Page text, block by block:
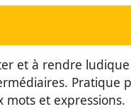
et à rendre
Pratique
mots et expressions.